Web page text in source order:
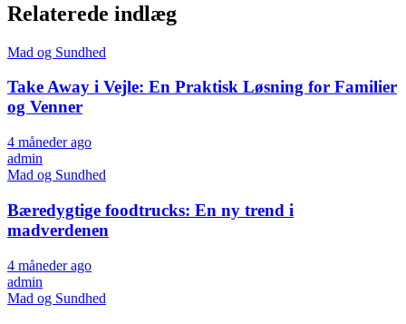
Relaterede indlæg
Mad og Sundhed
Take Away i Vejle: En Praktisk Løsning for Familier
og Venner
4 måneder ago
admin
Mad og Sundhed
Bæredygtige foodtrucks: En ny trend i
madverdenen
4 måneder ago
admin
Mad og Sundhed